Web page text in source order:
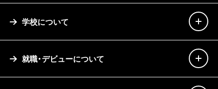
学校について
就職・デビューについて